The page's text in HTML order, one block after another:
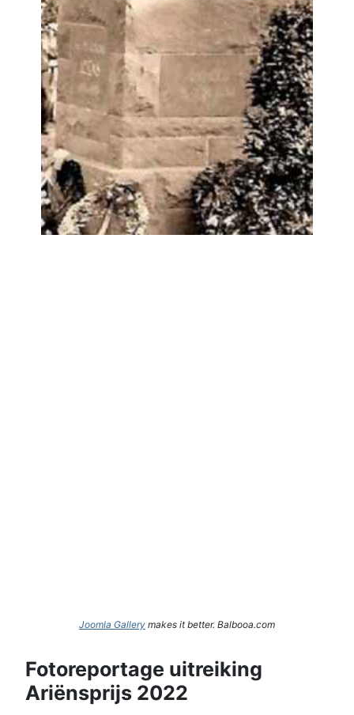
Joomla Gallery makes it better. Balbooa.com
Fotoreportage uitreiking
Ariënsprijs 2022